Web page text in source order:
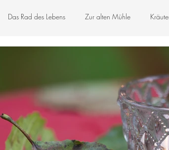
Das Rad des Lebens Zur alten Mühle
Chakralehre Angelart - Engelwelt
Hand-Werk Rat der 13 Großmütter